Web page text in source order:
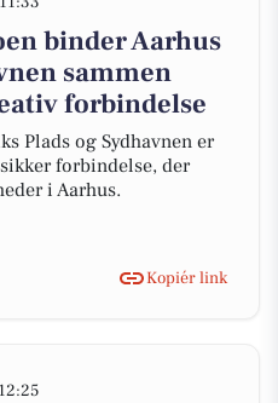
binder Aarhus
sammen
forbindelse
Plads og Sydhavnen er
forbindelse, der
i Aarhus.
Kopiér link